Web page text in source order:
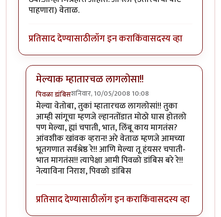
पाहणारा) वेताळ.
प्रतिसाद देण्यासाठीलॉग इन कराकिंवासदस्य व्हा
मेल्याक म्हातारचळ लागलोसा!!
पिवळा डांबिसशनिवार, 10/05/2008 10:08
In reply toमस्त लिहिलेत प्रभाकर काका .byवेताळ
मेल्या वेतोबा, तुकां म्हातारचळ लागलोसां!! तुका
आम्ही सांगूचा म्हणजे ल्हानतोंडात मोठो घास होतलो
पण मेल्या, ह्यां चपाती, भात, लिंबू काय मागतंस?
आंवशीक खांवक व्हरान! अरे वेताळ म्हणजे आमच्या
भूतगणात सर्वश्रेष्ठ रे!! आणि मेल्या तू हंयसर चपाती-
भात मागतंस!! त्यापेक्षा आमी पिवळो डांबिस बरे रे!!
नेत्याविना निराश, पिवळो डांबिस
प्रतिसाद देण्यासाठीलॉग इन कराकिंवासदस्य व्हा